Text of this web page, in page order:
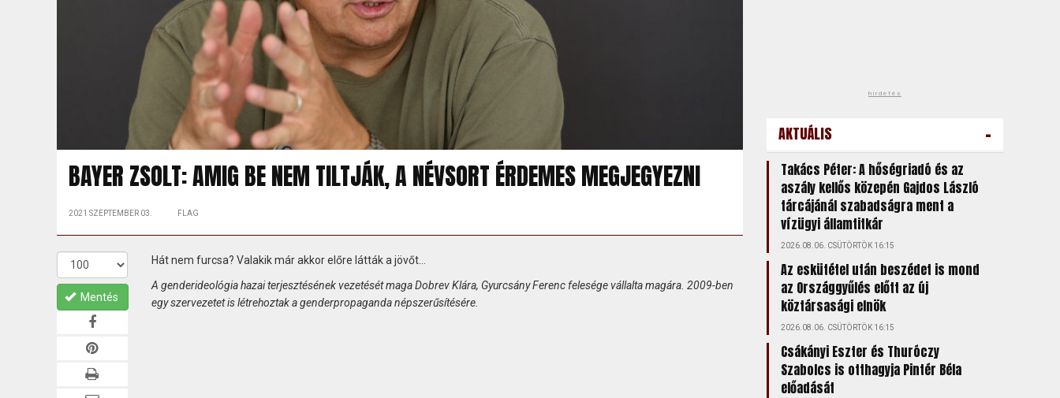
BAYER ZSOLT: AMIG BE NEM TILTJÁK, A NÉVSORT ÉRDEMES MEGJEGYEZNI
2021 SZEPTEMBER 03. FLAG
Mentés
Hát nem furcsa? Valakik már akkor előre látták a jövőt...
A genderideológia hazai terjesztésének vezetését maga Dobrev Klára, Gyurcsány Ferenc felesége vállalta magára. 2009-ben
egy szervezetet is létrehoztak a genderpropaganda népszerűsítésére.
hirdetés
AKTUÁLIS -
Takács Péter: A hőségriadó és az
aszály kellős közepén Gajdos László
tárcájánál szabadságra ment a
vízügyi államtitkár
2026.08.06. CSÜTÖRTÖK 16:15
Az eskütétel után beszédet is mond
az Országgyűlés előtt az új
köztársasági elnök
2026.08.06. CSÜTÖRTÖK 16:15
Csákányi Eszter és Thuróczy
Szabolcs is otthagyja Pintér Béla
előadását